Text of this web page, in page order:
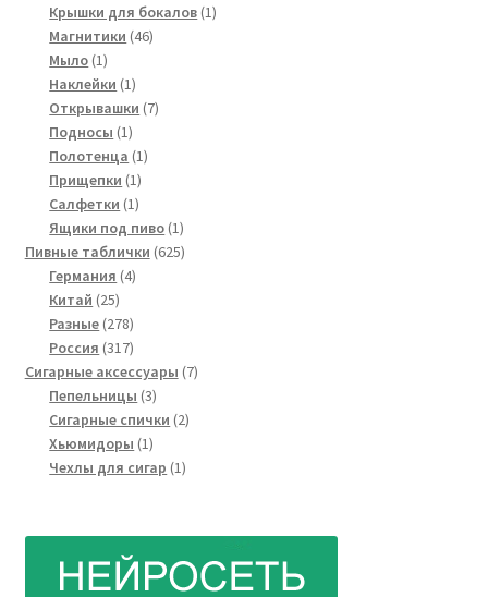
товар
Крышки для бокалов 11
Магнитики 4646
Мыло 11
товар
Наклейки 11
товар
Открывашки 77
Подносы 11
товар
Полотенца 11
Прищепки 11
товар
Салфетки 11
товар
Ящики под пиво 11
товар
Пивные таблички 625625
Германия 44
Китай 2525
товаров
Разные 278278
товаров
Россия 317317
товаров
Сигарные аксессуары 77
Пепельницы 33
товара
Сигарные спички 22
Хьюмидоры 11
товар
Чехлы для сигар 11